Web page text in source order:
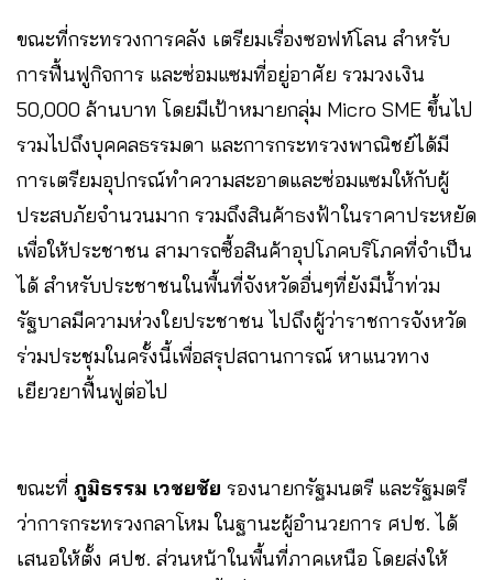
ขณะที่กระทรวงการคลัง เตรียมเรื่องซอฟท์โลน สำหรับ
การฟื้นฟูกิจการ และซ่อมแซมที่อยู่อาศัย​ รวมวงเงิน
50,000 ล้านบาท โดยมีเป้าหมายกลุ่ม Micro SME ขึ้นไป​
รวมไปถึงบุคคลธรรมดา และการกระทรวงพาณิชย์ได้มี
การเตรียมอุปกรณ์ทำความสะอาดและซ่อมแซมให้กับผู้
ประสบภัยจำนวนมาก​ รวมถึงสินค้าธงฟ้าในราคาประหยัด​
เพื่อให้ประชาชน สามารถซื้อสินค้าอุปโภคบริโภคที่จำเป็น
ได้ สำหรับประชาชนในพื้นที่จังหวัดอื่นๆที่ยังมีน้ำท่วม
รัฐบาลมีความห่วงใยประชาชน ไปถึงผู้ว่าราชการจังหวัด
ร่วมประชุมในครั้งนี้เพื่อสรุปสถานการณ์​ หาแนวทาง
เยียวยาฟื้นฟูต่อไป​
ขณะที่ ภูมิธรรม​ เวชยชัย รองนายกรัฐมนตรี และรัฐมตรี
ว่าการกระทรวงกลาโหม ในฐานะ​ผู้อำนวย​การ ศปช.​ ได้
เสนอให้ตั้ง ศปช. ส่วนหน้าในพื้นที่ภาคเหนือ โดยส่งให้